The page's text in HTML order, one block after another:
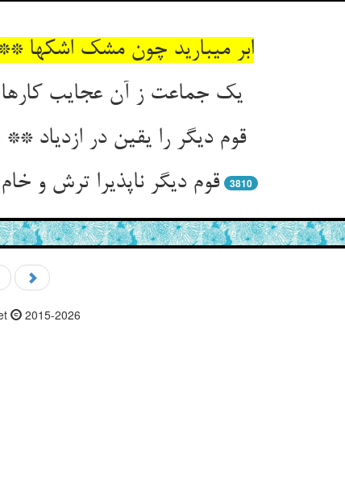
ابر می‏بارید چون مشک اشکها
یک جماعت ز آن عجایب کارها
قوم دیگر را یقین در ازدیاد **
قوم دیگر ناپذیرا ترش و
3810
2015-2026